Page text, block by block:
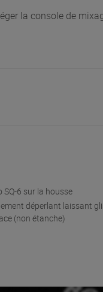
la console de
SQ-6 sur la housse
déperlant laissant
(non étanche)